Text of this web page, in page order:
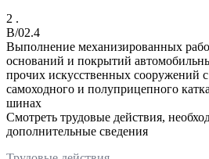
2 .
B/02.4
Выполнение механизированных
оснований и покрытий
прочих искусственных сооружений
самоходного и полуприцепного
шинах
Смотреть трудовые действия,
дополнительные сведения